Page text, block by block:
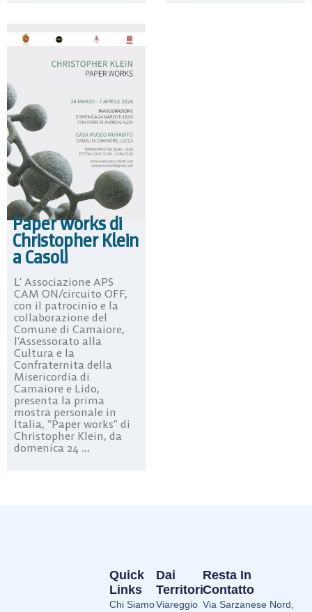
Paper works di
Christopher Klein
a Casoli
L’ Associazione APS
CAM ON/circuito OFF,
con il patrocinio e la
collaborazione del
Comune di Camaiore,
l’Assessorato alla
Cultura e la
Confraternita della
Misericordia di
Camaiore e Lido,
presenta la prima
mostra personale in
Italia, “Paper works” di
Christopher Klein, da
domenica 24 ...
Dai
Territori
Viareggio
Quick
Links
Chi Siamo
Resta In
Contatto
Via Sarzanese Nord,